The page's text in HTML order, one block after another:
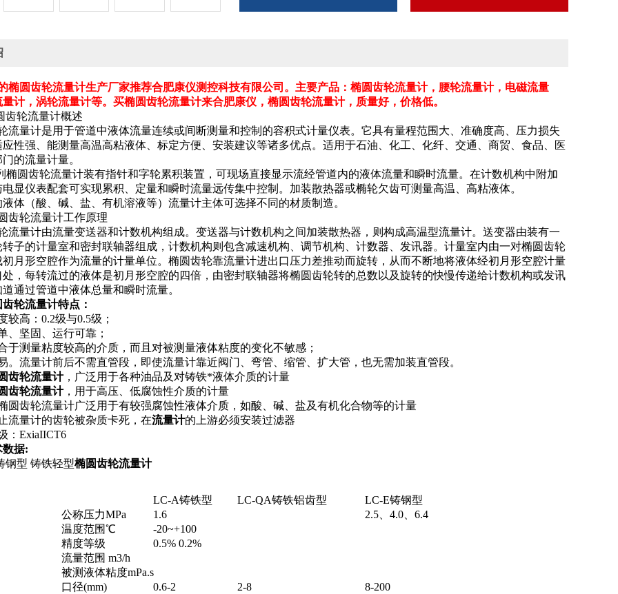
椭圆齿轮流量计生产厂家推荐合肥康仪测控科技有限公司。主要产品：椭圆齿轮流量计，腰轮流量计，电磁流量
计，涡轮流量计等。买椭圆齿轮流量计来合肥康仪，椭圆齿轮流量计，质量好，价格低。
轮流量计概述
量计是用于管道中液体流量连续或间断测量和控制的容积式计量仪表。它具有量程范围大、准确度高、压力损失
性强、能测量高温高粘液体、标定方便、安装建议等诸多优点。适用于石油、化工、化纤、交通、商贸、食品、医
的流量计量。
齿轮流量计装有指针和字轮累积装置，可现场直接显示流经管道内的液体流量和瞬时流量。在计数机构中附加
显仪表配套可实现累积、定量和瞬时流量远传集中控制。加装散热器或椭轮欠齿可测量高温、高粘液体。
（酸、碱、盐、有机溶液等）流量计主体可选择不同的材质制造。
轮流量计工作原理
量计由流量变送器和计数机构组成。变送器与计数机构之间加装散热器，则构成高温型流量计。送变器由装有一
子的计量室和密封联轴器组成，计数机构则包含减速机构、调节机构、计数器、发讯器。计量室内由一对椭圆齿轮
月形空腔作为流量的计量单位。椭圆齿轮靠流量计进出口压力差推动而旋转，从而不断地将液体经初月形空腔计量
，每转流过的液体是初月形空腔的四倍，由密封联轴器将椭圆齿轮转的总数以及旋转的快慢传递给计数机构或发讯
通过管道中液体总量和瞬时流量。
轮流量计特点：
较高：0.2级与0.5级；
、坚固、运行可靠；
于测量粘度较高的介质，而且对被测量液体粘度的变化不敏感；
。流量计前后不需直管段，即使流量计靠近阀门、弯管、缩管、扩大管，也无需加装直管段。
齿轮流量计，广泛用于各种油品及对铸铁*液体介质的计量
齿轮流量计，用于高压、低腐蚀性介质的计量
圆齿轮流量计广泛用于有较强腐蚀性液体介质，如酸、碱、盐及有机化合物等的计量
流量计的齿轮被杂质卡死，在流量计的上游必须安装过滤器
：ExiaIICT6
据:
钢型 铸铁轻型椭圆齿轮流量计
LC-A铸铁型 LC-QA铸铁铝齿型
LC-E铸钢型
公称压力MPa
1.6
2.5、4.0、6.4
温度范围℃
-20~+100
精度等级
0.5% 0.2%
流量范围 m3/h
被测液体粘度mPa.s
口径(mm)
0.6-2 2-8
8-200